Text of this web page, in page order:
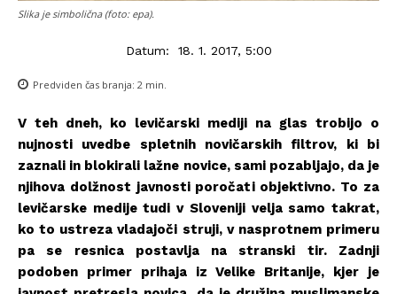
Slika je simbolična (foto: epa).
Datum: 18. 1. 2017, 5:00
Predviden čas branja: 2 min.
V teh dneh, ko levičarski mediji na glas trobijo o
nujnosti uvedbe spletnih novičarskih filtrov, ki bi
zaznali in blokirali lažne novice, sami pozabljajo, da je
njihova dolžnost javnosti poročati objektivno. To za
levičarske medije tudi v Sloveniji velja samo takrat,
ko to ustreza vladajoči struji, v nasprotnem primeru
pa se resnica postavlja na stranski tir. Zadnji
podoben primer prihaja iz Velike Britanije, kjer je